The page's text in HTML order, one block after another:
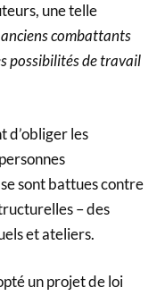
une telle
combattants
possibilités de travail
d’obliger les
sont battues contre
– des
et ateliers.
un projet de loi